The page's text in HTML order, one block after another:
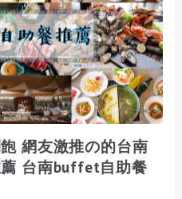
網友激推の的台南
台南buffet自助餐